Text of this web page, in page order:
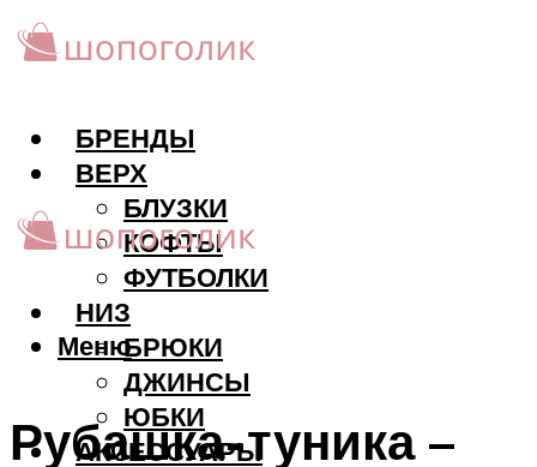
БРЕНДЫ
ВЕРХ
БЛУЗКИ
КОФТЫ
ФУТБОЛКИ
НИЗ
БРЮКИ
ДЖИНСЫ
ЮБКИ
АКCЕССУАРЫ
Меню
Рубашка-туника –